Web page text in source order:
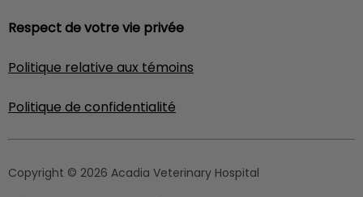
Respect de votre vie privée
Politique relative aux témoins
Politique de confidentialité
Copyright © 2026 Acadia Veterinary Hospital